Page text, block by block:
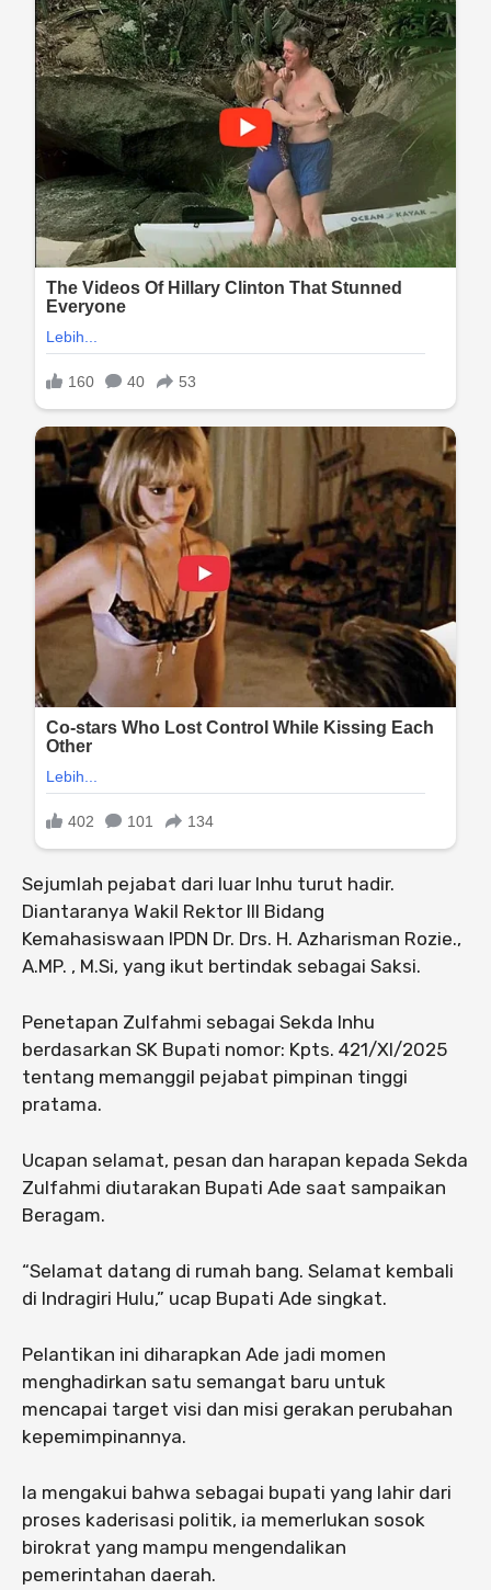
Sejumlah pejabat dari luar Inhu turut hadir.
Diantaranya Wakil Rektor III Bidang
Kemahasiswaan IPDN Dr. Drs. H. Azharisman Rozie.,
A.MP. , M.Si, yang ikut bertindak sebagai Saksi.
Penetapan Zulfahmi sebagai Sekda Inhu
berdasarkan SK Bupati nomor: Kpts. 421/XI/2025
tentang memanggil pejabat pimpinan tinggi
pratama.
Ucapan selamat, pesan dan harapan kepada Sekda
Zulfahmi diutarakan Bupati Ade saat sampaikan
Beragam.
“Selamat datang di rumah bang. Selamat kembali
di Indragiri Hulu,” ucap Bupati Ade singkat.
Pelantikan ini diharapkan Ade jadi momen
menghadirkan satu semangat baru untuk
mencapai target visi dan misi gerakan perubahan
kepemimpinannya.
Ia mengakui bahwa sebagai bupati yang lahir dari
proses kaderisasi politik, ia memerlukan sosok
birokrat yang mampu mengendalikan
pemerintahan daerah.